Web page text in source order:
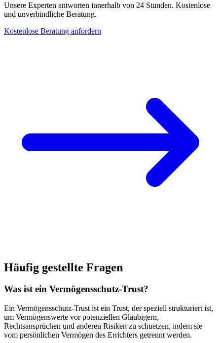
Unsere Experten antworten innerhalb von 24 Stunden. Kostenlose
und unverbindliche Beratung.
Kostenlose Beratung anfordern
Häufig gestellte Fragen
Was ist ein Vermögensschutz-Trust?
Ein Vermögensschutz-Trust ist ein Trust, der speziell strukturiert ist,
um Vermögenswerte vor potenziellen Gläubigern,
Rechtsansprüchen und anderen Risiken zu schuetzen, indem sie
vom persönlichen Vermögen des Errichters getrennt werden.